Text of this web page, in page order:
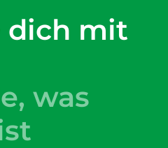
dich mit
was